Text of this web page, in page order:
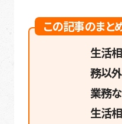
この記事のまと
生活
務以
業務
生活